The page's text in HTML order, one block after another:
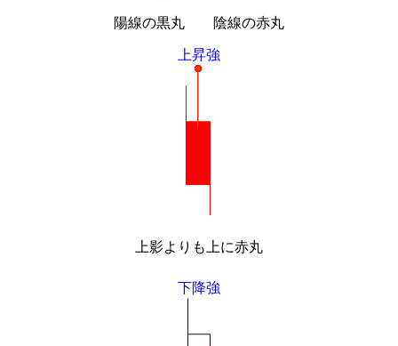
陽線の黒丸 陰線の赤丸
上昇強
上影よりも上に赤丸
下降強